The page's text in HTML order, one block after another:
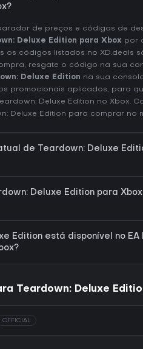
de preços e códigos de
Deluxe Edition para Xbox por
os códigos listados no XD.deals
resgate o código na sua
Deluxe Edition na sua
promocionais aplicados, para
Deluxe Edition no Xbox.
Deluxe Edition para comprar no
de Teardown: Deluxe
Deluxe Edition para
Edition está disponível no EA
Teardown: Deluxe
OFFICIAL